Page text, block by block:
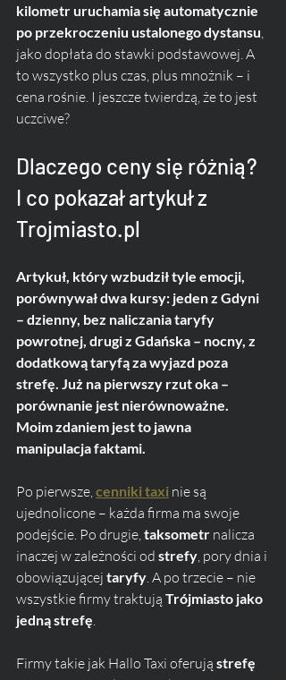
kilometr uruchamia się automatycznie
po przekroczeniu ustalonego dystansu,
jako dopłata do stawki podstawowej. A
to wszystko plus czas, plus mnożnik – i
cena rośnie. I jeszcze twierdzą, że to jest
uczciwe?
Dlaczego ceny się różnią?
I co pokazał artykuł z
Trojmiasto.pl
Artykuł, który wzbudził tyle emocji,
porównywał dwa kursy: jeden z Gdyni
– dzienny, bez naliczania taryfy
powrotnej, drugi z Gdańska – nocny, z
dodatkową taryfą za wyjazd poza
strefę. Już na pierwszy rzut oka –
porównanie jest nierównoważne.
Moim zdaniem jest to jawna
manipulacja faktami.
Po pierwsze, cenniki taxi nie są
ujednolicone – każda firma ma swoje
podejście. Po drugie, taksometr nalicza
inaczej w zależności od strefy, pory dnia i
obowiązującej taryfy. A po trzecie – nie
wszystkie firmy traktują Trójmiasto jako
jedną strefę.
Firmy takie jak Hallo Taxi oferują strefę